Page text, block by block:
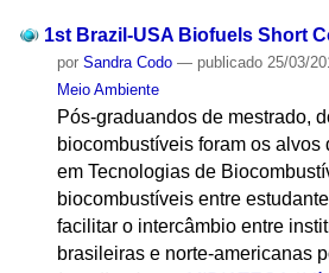
1st Brazil-USA Biofuels Short
porSandra Codo — publicado 25/03/
Meio Ambiente
Pós-graduandos de mestrado,
biocombustíveis foram os
em Tecnologias de
biocombustíveis entre
facilitar o intercâmbio entre
brasileiras e norte-americanas